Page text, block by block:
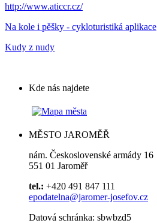
http://www.aticcr.cz/
Na kole i pěšky - cykloturistiká aplikace
Kudy z nudy
Kde nás najdete
MĚSTO JAROMĚŘ
nám. Československé armády 16
551 01 Jaroměř
tel.: +420 491 847 111
epodatelna@jaromer-josefov.cz
Datová schránka: sbwbzd5